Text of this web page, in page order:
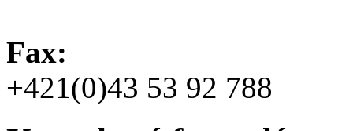
Fax:
+421(0)43 53 92 788